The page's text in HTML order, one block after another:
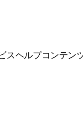
スヘルプコンテン